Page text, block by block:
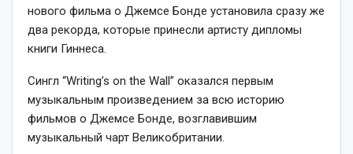
нового фильма о Джемсе Бонде установила сразу же
два рекорда, которые принесли артисту дипломы
книги Гиннеса.
Сингл “Writing’s on the Wall” оказался первым
музыкальным произведением за всю историю
фильмов о Джемсе Бонде, возглавившим
музыкальный чарт Великобритании.